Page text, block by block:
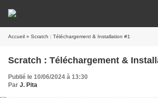
Accueil » Scratch : Téléchargement & Installation #1
Scratch : Téléchargement &
Publié le 10/06/2024 à 13:30
Par J. Pita